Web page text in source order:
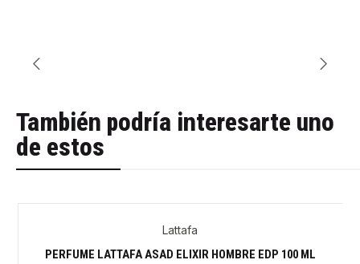
También podría interesarte uno
de estos
Agotado
Lattafa
PERFUME LATTAFA ASAD ELIXIR HOMBRE EDP 100 ML